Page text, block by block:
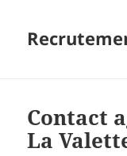
Contact
La